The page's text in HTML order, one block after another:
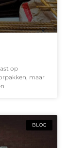
op
maar
BLOG